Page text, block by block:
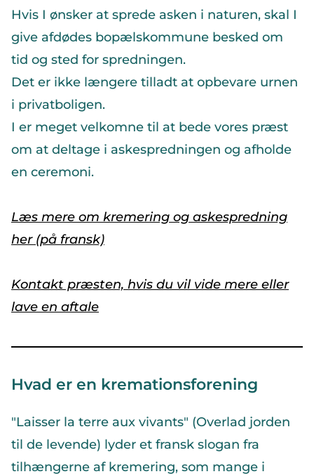
Hvis I ønsker at sprede asken i naturen, skal I
give afdødes bopælskommune besked om
tid og sted for spredningen.
Det er ikke længere tilladt at opbevare urnen
i privatboligen.
I er meget velkomne til at bede vores præst
om at deltage i askespredningen og afholde
en ceremoni.
Læs mere om kremering og askespredning
her (på fransk)
Kontakt præsten, hvis du vil vide mere eller
lave en aftale
Hvad er en kremationsforening
"Laisser la terre aux vivants" (Overlad jorden
til de levende) lyder et fransk slogan fra
tilhængerne af kremering, som mange i